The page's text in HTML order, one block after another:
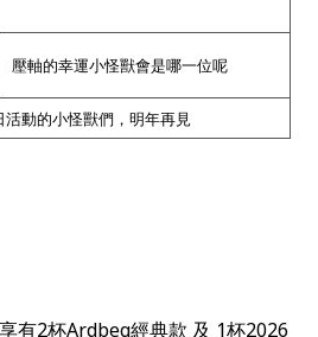
壓軸的幸運小怪獸會是哪一位呢
活動的小怪獸們，明年再見
有2杯Ardbeg經典款 及 1杯2026